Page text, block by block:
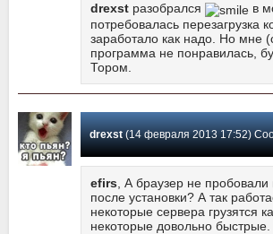
drexst разобрался
в
потребовалась перезагрузка
заработало как надо. Но мне
программа не понравилась,
Тором.
drexst(14 февраля 2013 17:52) Сообщение
efirs , А браузер не пробовали
после установки? А так
некоторые сервера грузятся
некоторые довольно быстрые.